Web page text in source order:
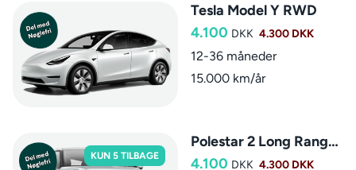
Tesla Model Y RWD
4.100 DKK 4.300 DKK
12-36 måneder
15.000 km/år
KUN 5 TILBAGE
Polestar 2 Long Range Single Motor
4.100 DKK 4.300 DKK